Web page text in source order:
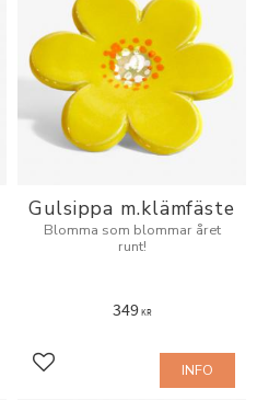
Gulsippa m.klämfäste
Blomma som blommar året
runt!
349KR
Lägg till i favoriter INFO